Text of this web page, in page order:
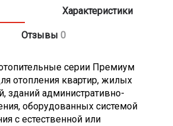
температуры - 50-90 град.C
контура отопления - 0,2 МПа
системы отопления - G 2 дюйма
- 130 мм
961x470x556 мм
Характеристики
Отзывы 0
серии Премиум
отопления квартир, жилых
зданий административно-
оборудованных системой
с естественной или